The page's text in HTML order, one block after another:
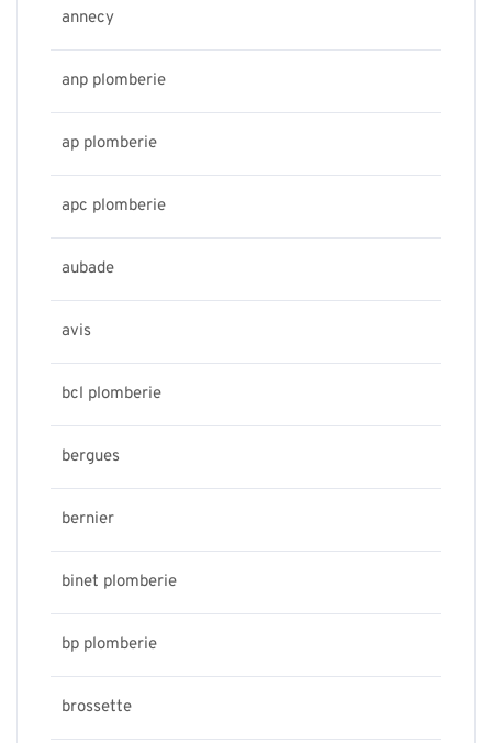
annecy
anp plomberie
ap plomberie
apc plomberie
aubade
avis
bcl plomberie
bergues
bernier
binet plomberie
bp plomberie
brossette